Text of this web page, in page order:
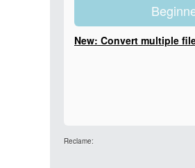
New: Convert multiple
Reclame: